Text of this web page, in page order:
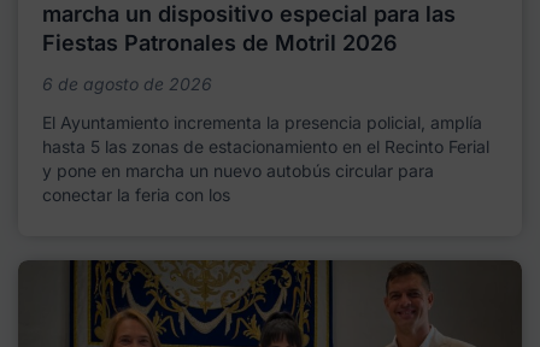
marcha un dispositivo especial para las
Fiestas Patronales de Motril 2026
6 de agosto de 2026
El Ayuntamiento incrementa la presencia policial, amplía
hasta 5 las zonas de estacionamiento en el Recinto Ferial
y pone en marcha un nuevo autobús circular para
conectar la feria con los